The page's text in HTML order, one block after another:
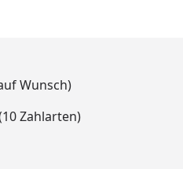
Wunsch)
Zahlarten)